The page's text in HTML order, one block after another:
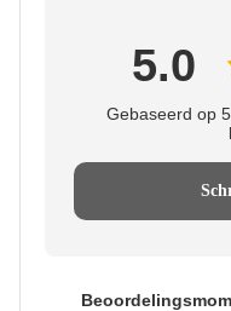
5.0
Gebaseerd op